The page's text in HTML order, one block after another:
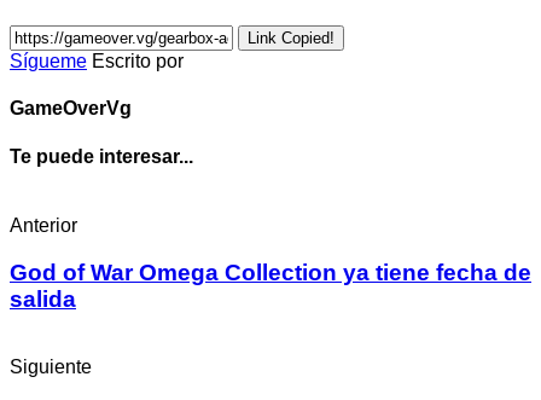
Link Copied!
Sígueme Escrito por
GameOverVg
Te puede interesar...
Anterior
God of War Omega Collection ya tiene fecha de
salida
Siguiente